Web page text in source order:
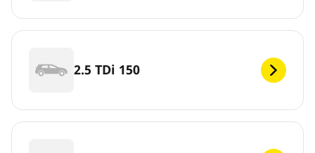
2.5 TDi 150